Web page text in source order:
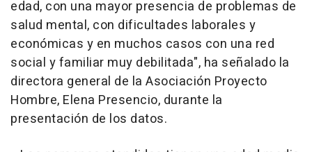
edad, con una mayor presencia de problemas de
salud mental, con dificultades laborales y
económicas y en muchos casos con una red
social y familiar muy debilitada", ha señalado la
directora general de la Asociación Proyecto
Hombre, Elena Presencio, durante la
presentación de los datos.